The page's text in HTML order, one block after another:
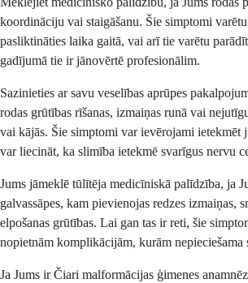
koordināciju vai staigāšanu. Šie simptomi
pasliktināties laika gaitā, vai arī tie varētu
gadījumā tie ir jānovērtē profesionālim.
Sazinieties ar savu veselības aprūpes
rodas grūtības rīšanas, izmaiņas runā vai
vai kājās. Šie simptomi var ievērojami ietekmēt
var liecināt, ka slimība ietekmē svarīgus nervu
Jums jāmeklē tūlītēja medicīniskā palīdzība, ja
galvassāpes, kam pievienojas redzes izmaiņas,
elpošanas grūtības. Lai gan tas ir reti, šie
nopietnām komplikācijām, kurām nepieciešama
Ja Jums ir Čiari malformācijas ģimenes